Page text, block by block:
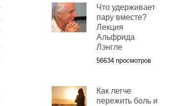
Что удерживает
пару вместе?
Лекция
Альфрида
Лэнгле
56634 просмотров
Как легче
пережить боль и